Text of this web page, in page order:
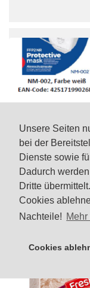
Unsere Seiten
bei der
Dienste sowie
Dadurch
Dritte
Cookies
Nachteile!
Cookies
ATEMSCHUTZMASKEN /
WERKZEUG /
Rückruf:
3 AUG., 2023